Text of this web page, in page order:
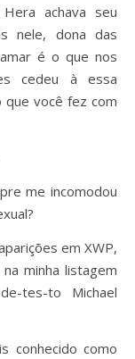
achava seu
nele, dona das
é o que nos
cedeu à essa
que você fez com
me incomodou
em XWP,
minha listagem
tes-to Michael
conhecido como